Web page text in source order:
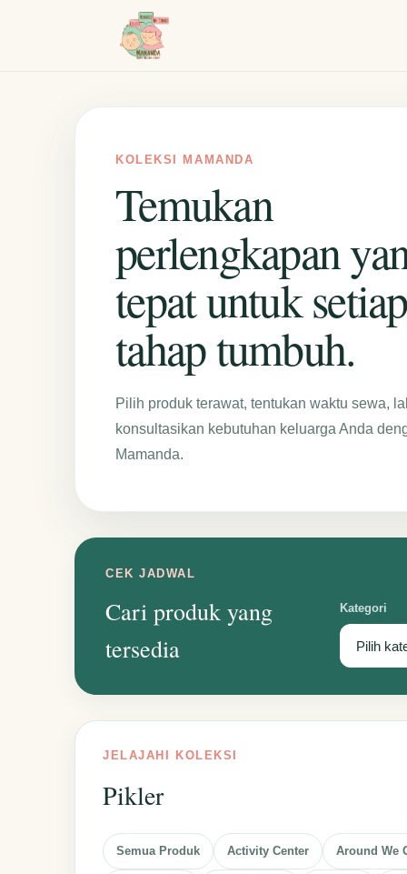
KOLEKSI MAMANDA
Temukan
perlengkapan
tepat untuk setiap
tahap tumbuh.
Pilih produk terawat, tentukan waktu sewa,
konsultasikan kebutuhan keluarga Anda
Mamanda.
CEK JADWAL
Cari produk yang
tersedia
Kategori
JELAJAHI KOLEKSI
Pikler
Semua Produk Activity Center Around We